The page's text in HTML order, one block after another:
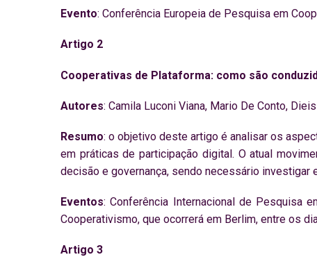
Evento: Conferência Europeia de Pesquisa em
Artigo 2
Cooperativas de Plataforma: como são
Autores: Camila Luconi Viana, Mario De Conto,
Resumo: o objetivo deste artigo é analisar os
em práticas de participação digital. O atual
decisão e governança, sendo necessário investigar
Eventos: Conferência Internacional de Pesquisa
Cooperativismo, que ocorrerá em Berlim, entre os
Artigo 3